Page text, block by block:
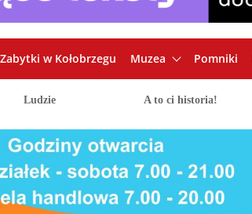
Zabytki w Kołobrzegu Muzea Pomniki
Ludzie A to ci historia!